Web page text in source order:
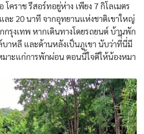
คราช รีสอร์ทอยู่ห่าง เพียง 7 กิโลเมตร
ละ 20 นาที จากอุทยานแห่งชาติเขาใหญ่
กรุงเทพ หากเดินทางโดยรถยนต์ บ้านพัก
าหลี และด้านหลังเป็นภูเขา นับว่าที่ีนี่มี
มาะแก่การพักผ่อน ตอนนี้ใจดีให้น้องหมา